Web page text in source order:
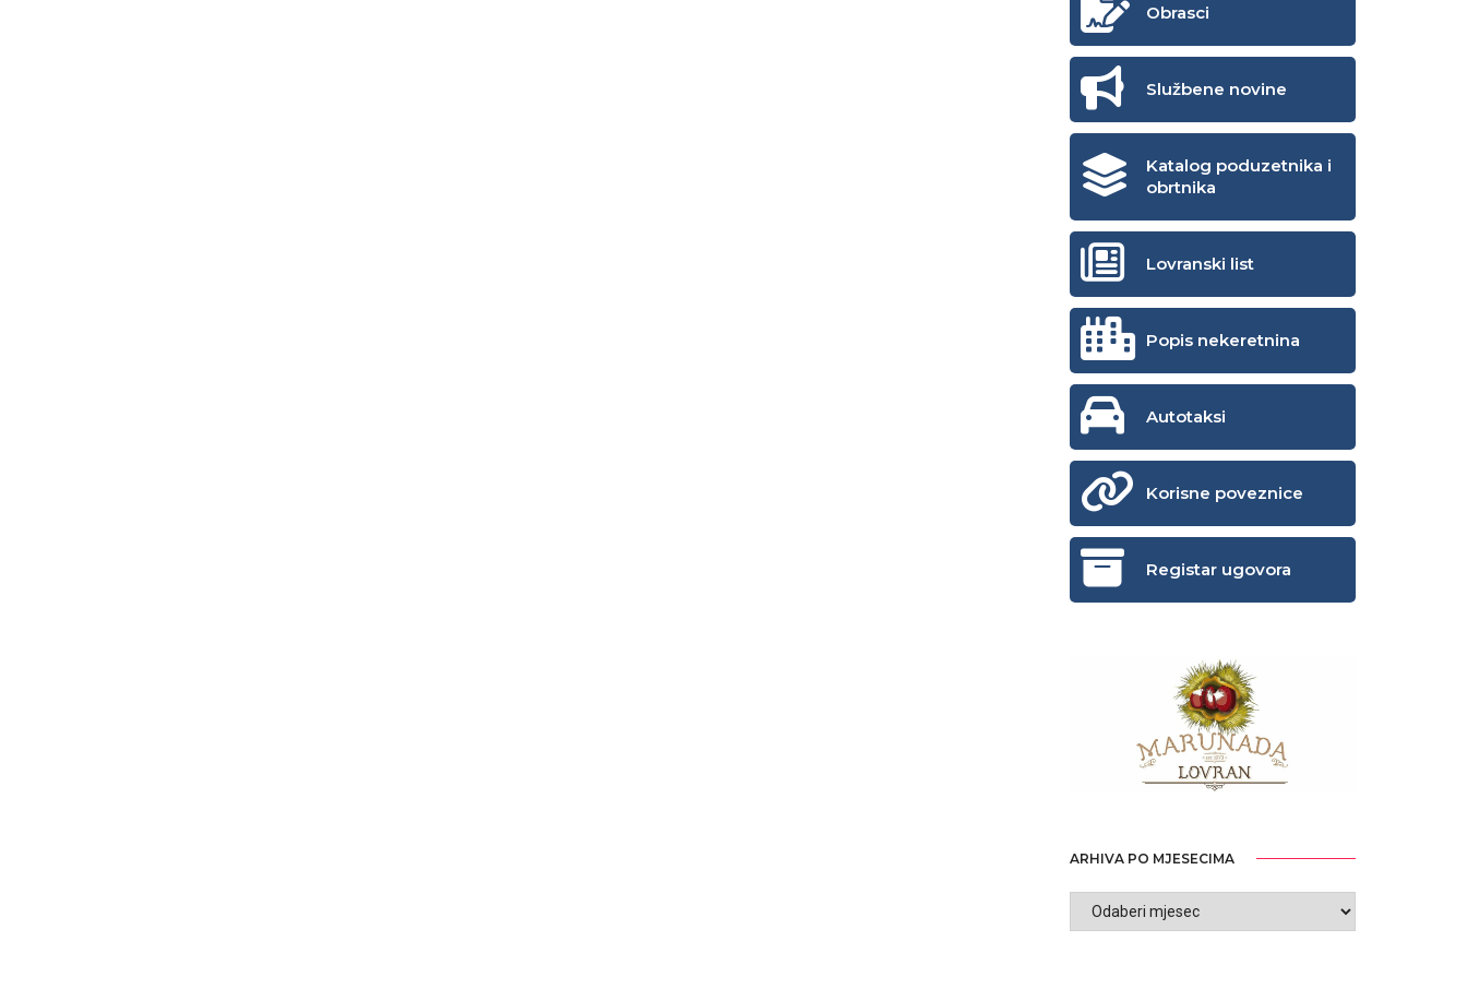
Obrasci
Službene novine
Katalog poduzetnika i
obrtnika
Lovranski list
Popis nekeretnina
Autotaksi
Korisne poveznice
Registar ugovora
ARHIVA PO MJESECIMA
ARHIVA
PO